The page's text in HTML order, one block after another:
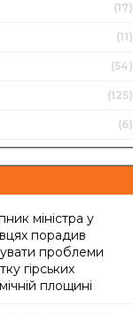
(17)
(11)
(54)
(125)
(6)
міністра у
порадив
проблеми
гірських
площині